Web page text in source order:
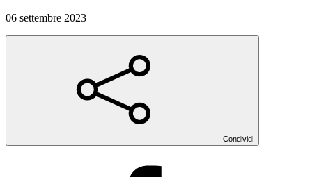
06 settembre 2023
Condividi